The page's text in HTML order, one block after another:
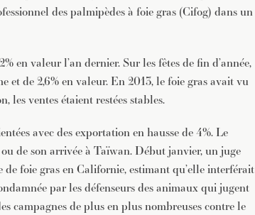
des palmipèdes à foie gras (Cifog) dans un
en valeur l’an dernier. Sur les fêtes de fin d’année,
et de 2,6% en valeur. En 2013, le foie gras avait vu
les ventes étaient restées stables.
avec des exportation en hausse de 4%. Le
de son arrivée à Taïwan. Début janvier, un juge
foie gras en Californie, estimant qu’elle interférait
par les défenseurs des animaux qui jugent
campagnes de plus en plus nombreuses contre le